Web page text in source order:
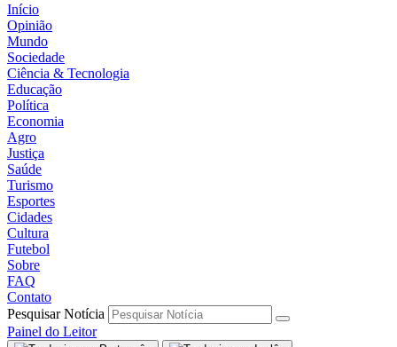
Início
Opinião
Mundo
Sociedade
Ciência & Tecnologia
Educação
Política
Economia
Agro
Justiça
Saúde
Turismo
Esportes
Cidades
Cultura
Futebol
Sobre
FAQ
Contato
Pesquisar Notícia
Painel do Leitor